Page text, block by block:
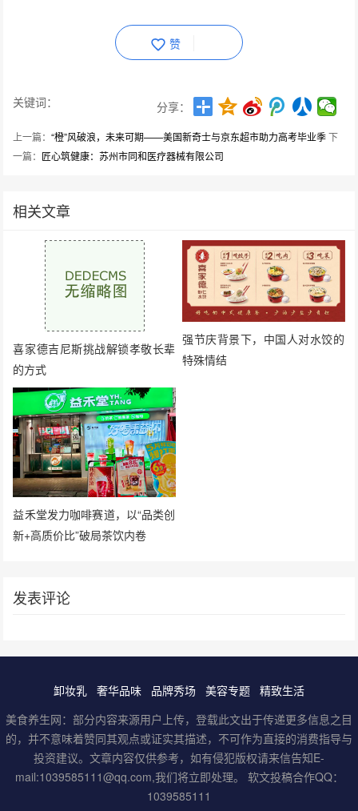
赞
关键词： 分享：
上一篇：“橙”风破浪，未来可期——美国新奇士与京东超市助力高考毕业季下
一篇： 匠心筑健康：苏州市同和医疗器械有限公司
相关文章
喜家德吉尼斯挑战解锁孝敬长辈
的方式
强节庆背景下，中国人对水饺的
特殊情结
益禾堂发力咖啡赛道，以“品类创
新+高质价比”破局茶饮内卷
发表评论
卸妆乳 奢华品味 品牌秀场 美容专题 精致生活
美食养生网：部分内容来源用户上传，登载此文出于传递更多信息之目
的，并不意味着赞同其观点或证实其描述，不可作为直接的消费指导与
投资建议。文章内容仅供参考，如有侵犯版权请来信告知E-
mail:1039585111@qq.com,我们将立即处理。 软文投稿合作QQ：
1039585111